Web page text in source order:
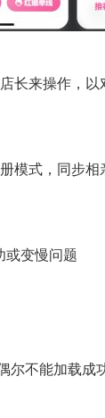
长来操作，
模式，同步
或变慢问题
尔不能加载成